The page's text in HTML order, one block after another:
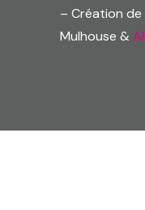
– Création
Mulhouse &